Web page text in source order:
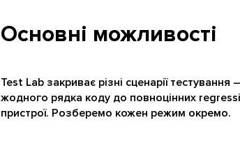
Основні можливості
Test Lab закриває різні сценарії
жодного рядка коду до повноцінних
пристрої. Розберемо кожен режим окремо.